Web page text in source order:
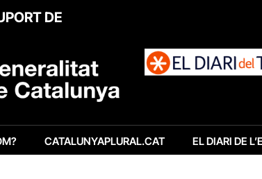
DE
CATALUNYAPLURAL.CAT EL DIARI DE